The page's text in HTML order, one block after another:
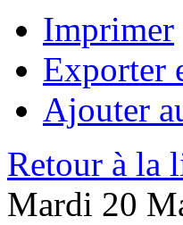
Imprimer
Exporter
Ajouter
Retour à la
Mardi 20